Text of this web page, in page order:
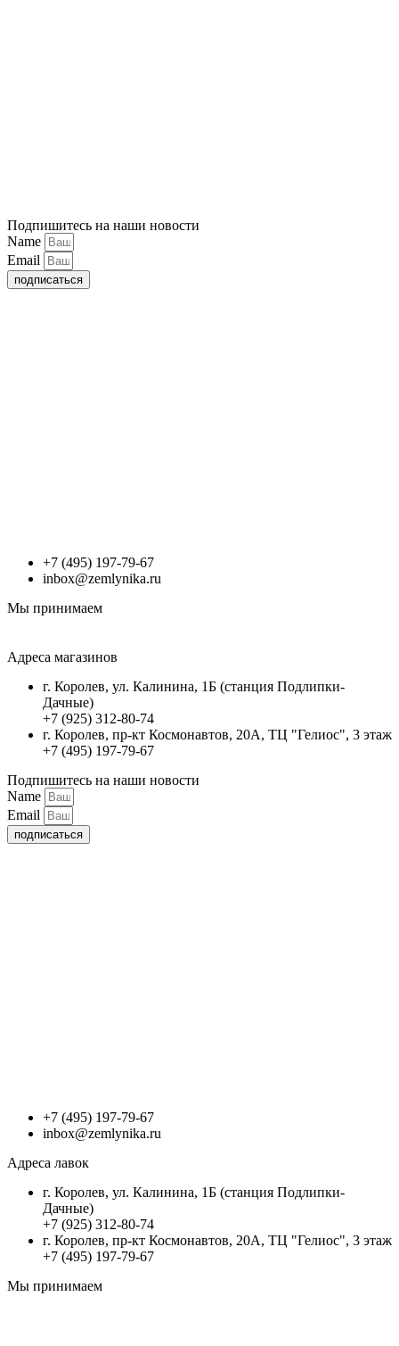
Подпишитесь на наши новости
Name
Email
подписаться
+7 (495) 197-79-67
inbox@zemlynika.ru
Мы принимаем
Адреса магазинов
г. Королев, ул. Калинина, 1Б (станция Подлипки-
Дачные)
+7 (925) 312-80-74
г. Королев, пр-кт Космонавтов, 20А, ТЦ "Гелиос", 3 этаж
+7 (495) 197-79-67
Подпишитесь на наши новости
Name
Email
подписаться
+7 (495) 197-79-67
inbox@zemlynika.ru
Адреса лавок
г. Королев, ул. Калинина, 1Б (станция Подлипки-
Дачные)
+7 (925) 312-80-74
г. Королев, пр-кт Космонавтов, 20А, ТЦ "Гелиос", 3 этаж
+7 (495) 197-79-67
Мы принимаем